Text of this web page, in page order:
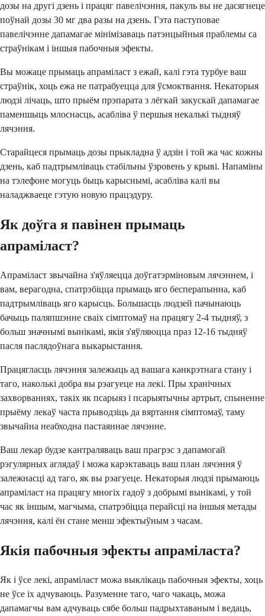
дозы на другі дзень і працяг павелічэння, пакуль вы не дасягнеце
поўнай дозы 30 мг два разы на дзень. Гэта паступовае
павелічэнне дапамагае мінімізаваць патэнцыйныя праблемы са
страўнікам і іншыя пабочныя эфекты.
Вы можаце прымаць апраміласт з ежай, калі гэта турбуе ваш
страўнік, хоць ежа не патрабуецца для ўсмоктвання. Некаторыя
людзі лічаць, што прыём прэпарата з лёгкай закускай дапамагае
паменшыць млоснасць, асабліва ў першыя некалькі тыдняў
лячэння.
Старайцеся прымаць дозы прыкладна ў адзін і той жа час кожны
дзень, каб падтрымліваць стабільны ўзровень у крыві. Напаміны
на тэлефоне могуць быць карыснымі, асабліва калі вы
наладжваеце гэтую новую працэдуру.
Як доўга я павінен прымаць
апраміласт?
Апраміласт звычайна з'яўляецца доўгатэрміновым лячэннем, і
вам, верагодна, спатрэбіцца прымаць яго бесперапынна, каб
падтрымліваць яго карысць. Большасць людзей пачынаюць
бачыць паляпшэнне сваіх сімптомаў на працягу 2-4 тыдняў, з
больш значнымі вынікамі, якія з'яўляюцца праз 12-16 тыдняў
пасля паслядоўнага выкарыстання.
Працягласць лячэння залежыць ад вашага канкрэтнага стану і
таго, наколькі добра вы рэагуеце на лекі. Пры хранічных
захворваннях, такіх як псарыяз і псарыятычны артрыт, спыненне
прыёму лекаў часта прыводзіць да вяртання сімптомаў, таму
звычайна неабходна пастаяннае лячэнне.
Ваш лекар будзе кантраляваць ваш прагрэс з дапамогай
рэгулярных аглядаў і можа карэктаваць ваш план лячэння ў
залежнасці ад таго, як вы рэагуеце. Некаторыя людзі прымаюць
апраміласт на працягу многіх гадоў з добрымі вынікамі, у той
час як іншым, магчыма, спатрэбіцца перайсці на іншыя метады
лячэння, калі ён стане менш эфектыўным з часам.
Якія пабочныя эфекты апраміласта?
Як і ўсе лекі, апраміласт можа выклікаць пабочныя эфекты, хоць
не ўсе іх адчуваюць. Разуменне таго, чаго чакаць, можа
дапамагчы вам адчуваць сябе больш падрыхтаваным і ведаць,